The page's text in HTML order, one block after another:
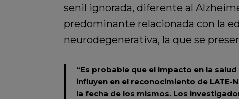
senil ignorada, diferente al
predominante relacionada con la
neurodegenerativa, la que se
“Es probable que el impacto en la
influyen en el reconocimiento de LATE-
la fecha de los mismos. Los